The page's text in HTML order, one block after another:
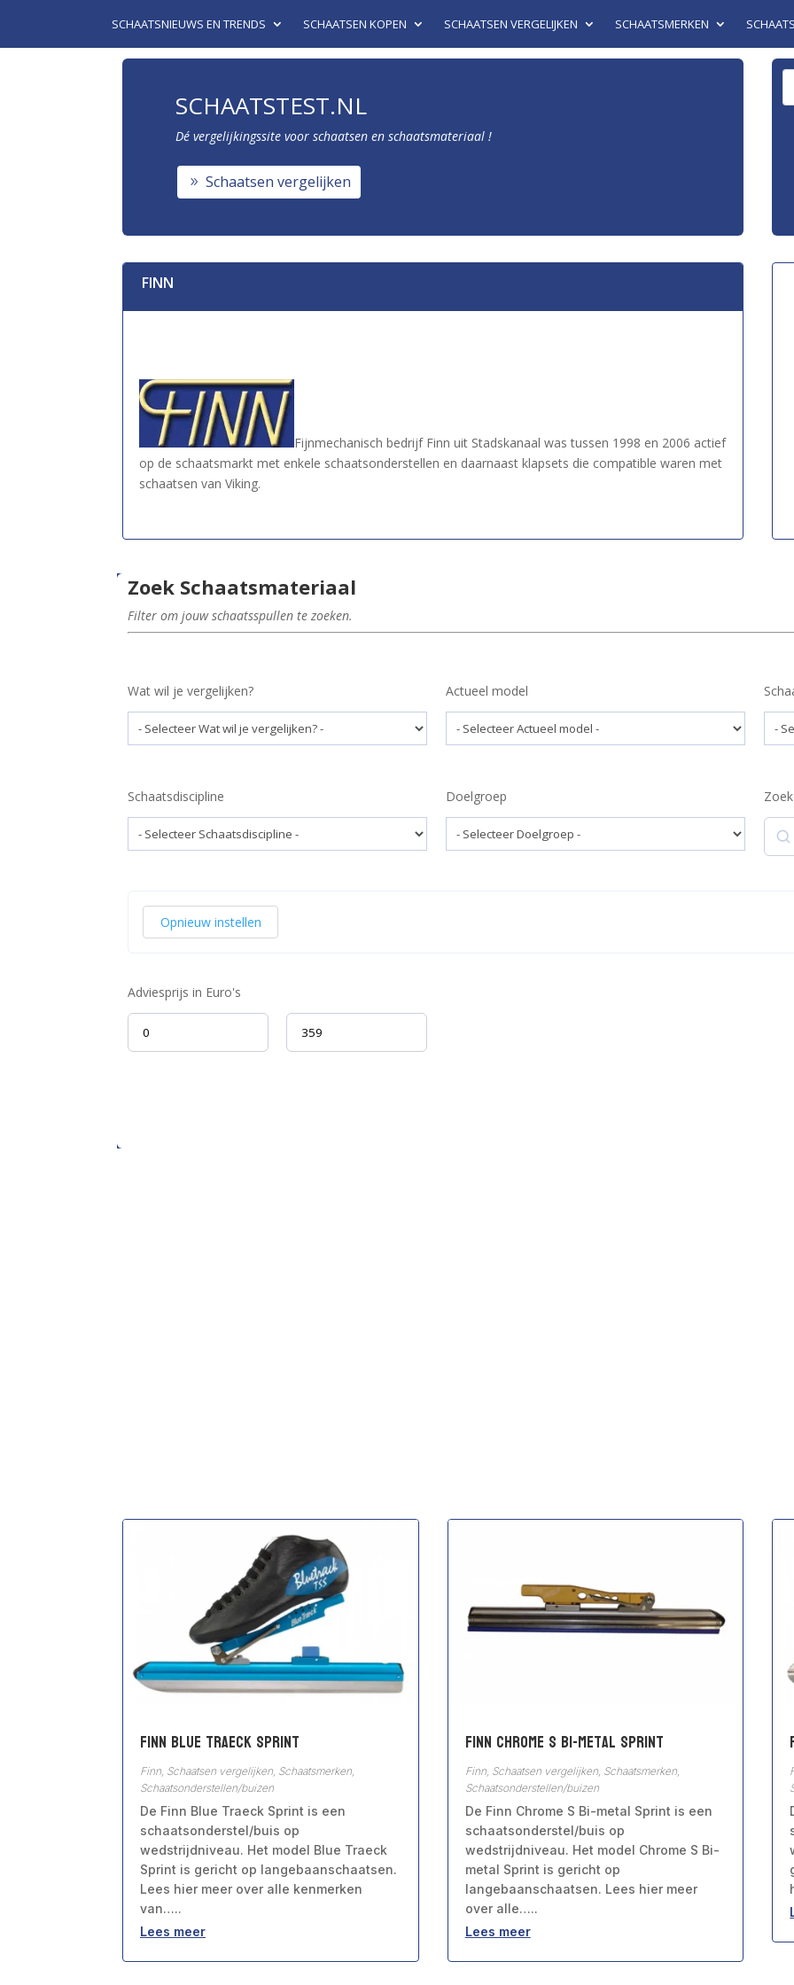
SCHAATSNIEUWS EN TRENDS SCHAATSEN KOPEN SCHAATSEN VERGELIJKEN SCHAATSMERKEN
SCHAATSTEST.NL
Dé vergelijkingssite voor schaatsen en schaatsmateriaal !
Schaatsen vergelijken
FINN
Fijnmechanisch bedrijf Finn uit Stadskanaal was tussen 1998 en 2006 actief
op de schaatsmarkt met enkele schaatsonderstellen en daarnaast klapsets die compatible waren met
schaatsen van Viking.
Zoek Schaatsmateriaal
Filter om jouw schaatsspullen te zoeken.
Wat wil je vergelijken? Actueel model
Schaatsdiscipline Doelgroep
Zoek
Zoek
Opnieuw instellen
Adviesprijs in Euro's
Finn Blue Traeck Sprint
Finn, Schaatsen vergelijken, Schaatsmerken,
Schaatsonderstellen/buizen
De Finn Blue Traeck Sprint is een
schaatsonderstel/buis op
wedstrijdniveau. Het model Blue Traeck
Sprint is gericht op langebaanschaatsen.
Lees hier meer over alle kenmerken
van…..
Lees meer
Finn Chrome S Bi-metal Sprint
Finn, Schaatsen vergelijken, Schaatsmerken,
Schaatsonderstellen/buizen
De Finn Chrome S Bi-metal Sprint is een
schaatsonderstel/buis op
wedstrijdniveau. Het model Chrome S Bi-
metal Sprint is gericht op
langebaanschaatsen. Lees hier meer
over alle…..
Lees meer